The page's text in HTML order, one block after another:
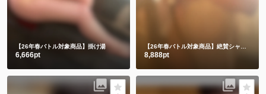
【26年春バトル対象商品】掛け湯
6,666pt
【26年春バトル対象商品】絶賛シャワー中。。。
8,888pt